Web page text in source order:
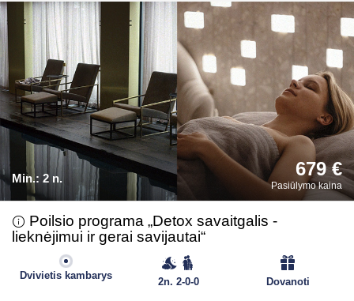
Min.: 2 n. 679 €
Pasiūlymo kaina
Poilsio programa „Detox savaitgalis -
lieknėjimui ir gerai savijautai“
Dovanoti
Dvivietis kambarys
2n. 2-0-0